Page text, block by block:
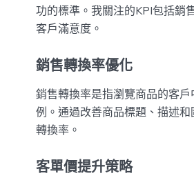
功的標準。我關注的KPI包括銷
客戶滿意度。
銷售轉換率優化
銷售轉換率是指瀏覽商品的客
例。通過改善商品標題、描述和
轉換率。
客單價提升策略